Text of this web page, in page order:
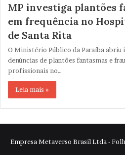
MP investiga plantões
em frequência no
de Santa Rita
O Ministério Público da Paraíba abriu
denúncias de plantões fantasmas e
profissionais no…
Leia mais »
Empresa Metaverso Brasil Ltda -